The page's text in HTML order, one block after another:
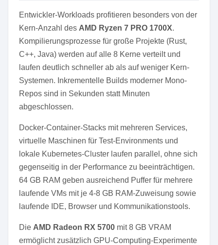
Entwickler-Workloads profitieren besonders von der
Kern-Anzahl des AMD Ryzen 7 PRO 1700X.
Kompilierungsprozesse für große Projekte (Rust,
C++, Java) werden auf alle 8 Kerne verteilt und
laufen deutlich schneller ab als auf weniger Kern-
Systemen. Inkrementelle Builds moderner Mono-
Repos sind in Sekunden statt Minuten
abgeschlossen.
Docker-Container-Stacks mit mehreren Services,
virtuelle Maschinen für Test-Environments und
lokale Kubernetes-Cluster laufen parallel, ohne sich
gegenseitig in der Performance zu beeinträchtigen.
64 GB RAM geben ausreichend Puffer für mehrere
laufende VMs mit je 4-8 GB RAM-Zuweisung sowie
laufende IDE, Browser und Kommunikationstools.
Die AMD Radeon RX 5700 mit 8 GB VRAM
ermöglicht zusätzlich GPU-Computing-Experimente